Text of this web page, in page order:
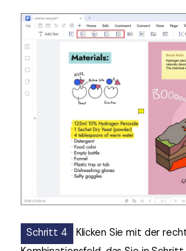
Schritt 4
Klicken Sie mit der